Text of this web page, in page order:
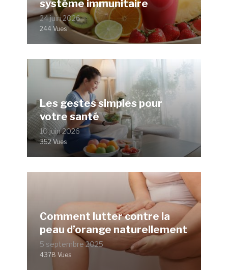
système immunitaire
24 juin 2026
244 Vues
Les gestes simples pour
votre santé
10 juin 2026
352 Vues
Comment lutter contre la
peau d’orange naturellement
5 septembre 2025
4378 Vues